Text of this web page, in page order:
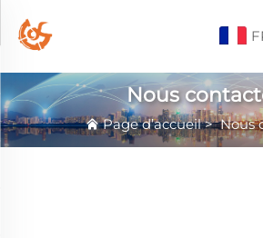
Nous
Page d’accueil>Nous